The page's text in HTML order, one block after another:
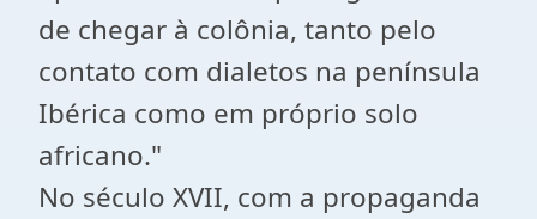
de chegar à colônia, tanto pelo
contato com dialetos na península
Ibérica como em próprio solo
africano."
No século XVII, com a propaganda